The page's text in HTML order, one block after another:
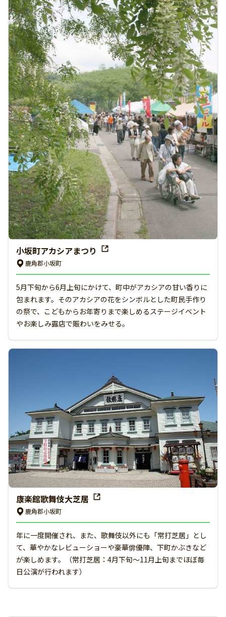
小坂町アカシアまつり
鹿角郡小坂町
5月下旬から6月上旬にかけて、町中がアカシアの甘い香りに
包まれます。そのアカシアの花をシンボルとした町民手作り
の祭で、こどもからお年寄りまで楽しめるステージイベント
やお楽しみ露店で賑わいをみせる。
康楽館歌舞伎大芝居
鹿角郡小坂町
年に一度開催され、また、歌舞伎以外にも「常打芝居」とし
て、華やかなレビューショーや豪華俳優陣、下町かぶきなど
が楽しめます。（常打芝居：4月下旬～11月上旬までほぼ毎
日公演が行われます）